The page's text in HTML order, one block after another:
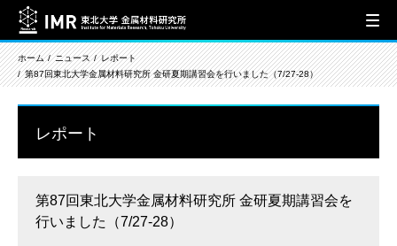
ホーム ニュース
レポート
第87回東北大学金属材料研究所 金研夏期講習会を行いました（7/27-28）
レポート
第87回東北大学金属材料研究所 金研夏期講習会を
行いました（7/27-28）